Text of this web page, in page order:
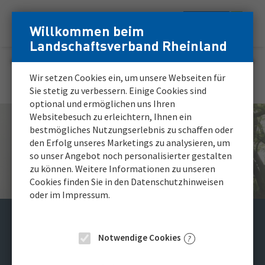
Inhalt
Login
Bewerber*innen
Login
Bewerber*innen
Navigation
Hauptnavigation
Menü
Willkommen beim
Landschaftsverband Rheinland
Wir setzen Cookies ein, um unsere Webseiten für
Sie stetig zu verbessern. Einige Cookies sind
optional und ermöglichen uns Ihren
Websitebesuch zu erleichtern, Ihnen ein
bestmögliches Nutzungserlebnis zu schaffen oder
den Erfolg unseres Marketings zu analysieren, um
so unser Angebot noch personalisierter gestalten
zu können. Weitere Informationen zu unseren
Cookies finden Sie in den Datenschutzhinweisen
oder im Impressum.
Notwendige Cookies
Karriereportal
Assistenzärztinnen/
Assistenzärzte (m/w/d)